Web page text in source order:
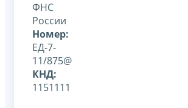
ФНС
России
Номер:
ЕД-7-
11/875@
КНД:
1151111